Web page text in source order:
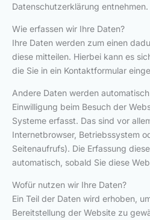
Datenschutzerklärung entnehmen.
Wie erfassen wir Ihre Daten?
Ihre Daten werden zum einen
diese mitteilen. Hierbei kann es
die Sie in ein Kontaktformular
Andere Daten werden
Einwilligung beim Besuch der
Systeme erfasst. Das sind vor
Internetbrowser, Betriebssystem
Seitenaufrufs). Die Erfassung
automatisch, sobald Sie diese
Wofür nutzen wir Ihre Daten?
Ein Teil der Daten wird erhoben,
Bereitstellung der Website zu